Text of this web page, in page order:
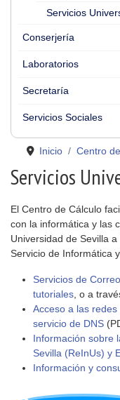
Servicios
Conserjería
Laboratorios
Secretaría
Servicios Sociales
Inicio Centro
Servicios
El Centro de Cálculo
con la informática y las
Universidad de Sevilla
Servicio de Informática
Servicios de Correo
tutoriales , o a
Acceso a las
servicio de DNS
Información sobre
Sevilla (ReInUs) y
Información y